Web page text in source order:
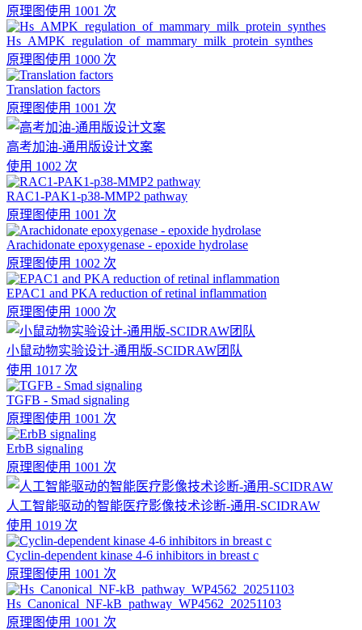
原理图使用 1001 次
Hs_AMPK_regulation_of_mammary_milk_protein_synthes
原理图使用 1000 次
Translation factors
原理图使用 1001 次
高考加油-通用版设计文案
使用 1002 次
RAC1-PAK1-p38-MMP2 pathway
原理图使用 1001 次
Arachidonate epoxygenase - epoxide hydrolase
原理图使用 1002 次
EPAC1 and PKA reduction of retinal inflammation
原理图使用 1000 次
小鼠动物实验设计-通用版-SCIDRAW团队
使用 1017 次
TGFB - Smad signaling
原理图使用 1001 次
ErbB signaling
原理图使用 1001 次
人工智能驱动的智能医疗影像技术诊断-通用-SCIDRAW
使用 1019 次
Cyclin-dependent kinase 4-6 inhibitors in breast c
原理图使用 1001 次
Hs_Canonical_NF-kB_pathway_WP4562_20251103
原理图使用 1001 次